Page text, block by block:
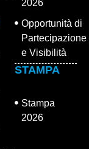
2026
Opportunità di
Partecipazione
e Visibilità
STAMPA
Stampa
2026